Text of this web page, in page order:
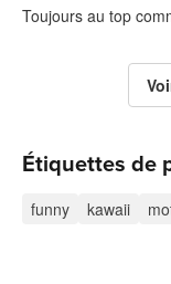
Toujours au top
Étiquettes de
funny kawaii